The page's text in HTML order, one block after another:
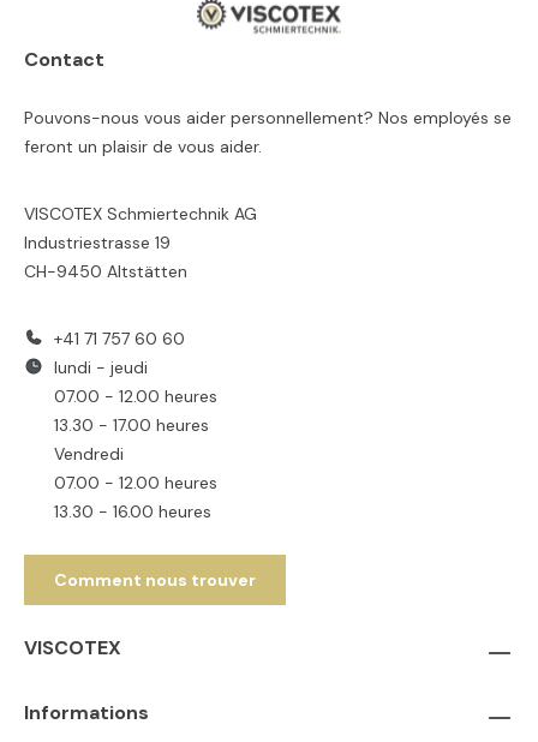
Contact
Pouvons-nous vous aider personnellement? Nos employés se
feront un plaisir de vous aider.
VISCOTEX Schmiertechnik AG
Industriestrasse 19
CH-9450 Altstätten
+41 71 757 60 60
lundi - jeudi
07.00 - 12.00 heures
13.30 - 17.00 heures
Vendredi
07.00 - 12.00 heures
13.30 - 16.00 heures
Comment nous trouver
VISCOTEX
Informations